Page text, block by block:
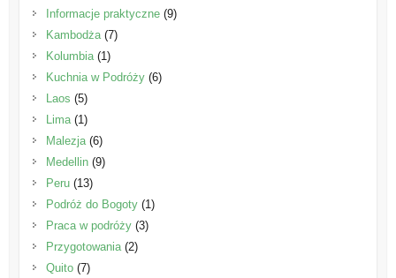
Informacje praktyczne(9)
Kambodża(7)
Kolumbia(1)
Kuchnia w Podróży(6)
Laos (5)
Lima(1)
Malezja(6)
Medellin(9)
Peru(13)
Podróż do Bogoty(1)
Praca w podróży(3)
Przygotowania(2)
Quito(7)